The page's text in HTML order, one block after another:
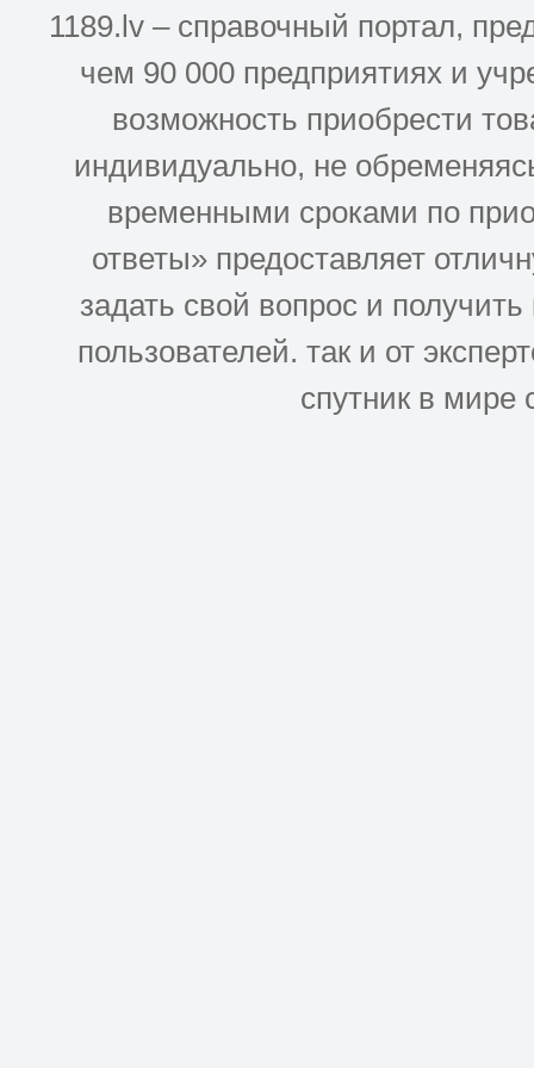
1189.lv – справочный портал,
чем 90 000 предприятиях и
возможность приобрести
индивидуально, не
временными сроками по
ответы» предоставляет
задать свой вопрос и
пользователей. так и от
спутник в